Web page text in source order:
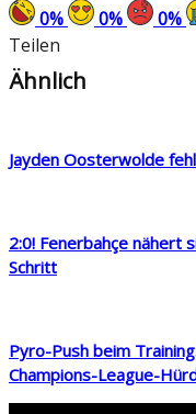
0% 0% 0%
Teilen
Ähnlich
Jayden Oosterwolde
2:0! Fenerbahçe nähert
Schritt
Pyro-Push beim
Champions-League-